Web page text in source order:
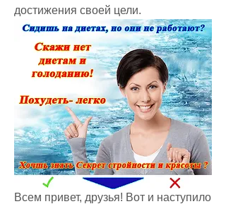
достижения своей цели.
Всем привет, друзья! Вот и наступило